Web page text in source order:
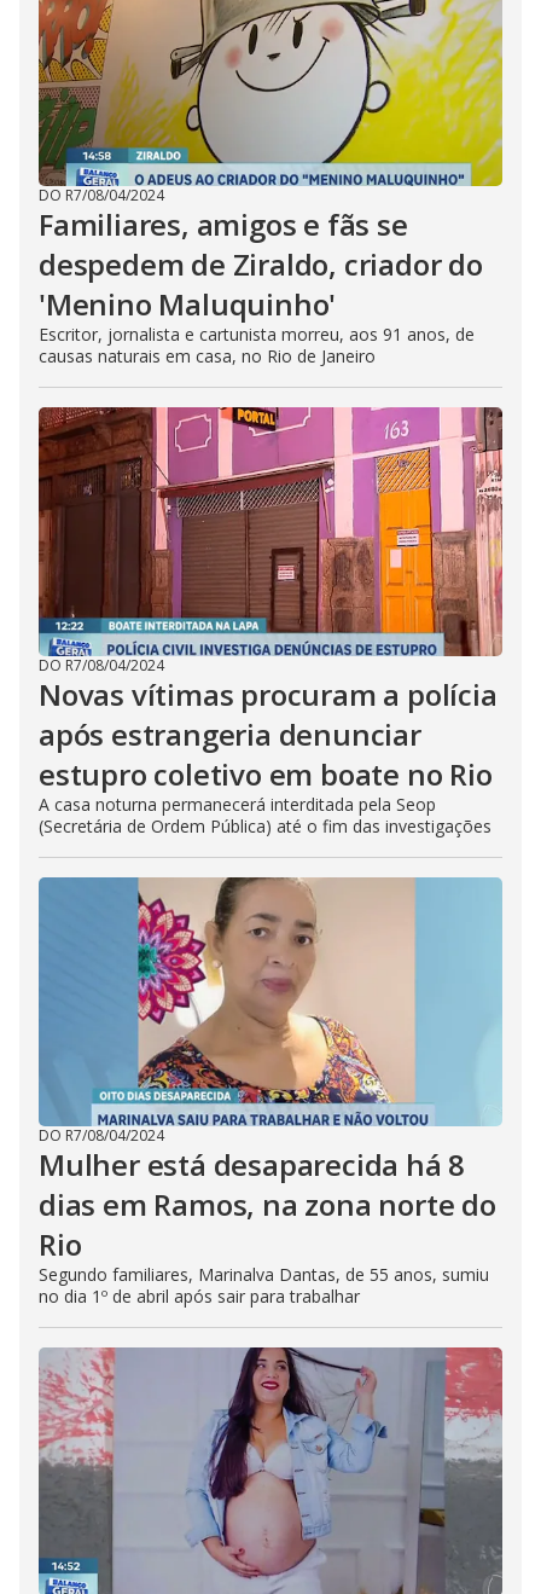
DO R7/08/04/2024
Familiares, amigos e fãs se
despedem de Ziraldo, criador do
'Menino Maluquinho'
Escritor, jornalista e cartunista morreu, aos 91 anos, de
causas naturais em casa, no Rio de Janeiro
DO R7/08/04/2024
Novas vítimas procuram a polícia
após estrangeria denunciar
estupro coletivo em boate no Rio
A casa noturna permanecerá interditada pela Seop
(Secretária de Ordem Pública) até o fim das investigações
DO R7/08/04/2024
Mulher está desaparecida há 8
dias em Ramos, na zona norte do
Rio
Segundo familiares, Marinalva Dantas, de 55 anos, sumiu
no dia 1º de abril após sair para trabalhar